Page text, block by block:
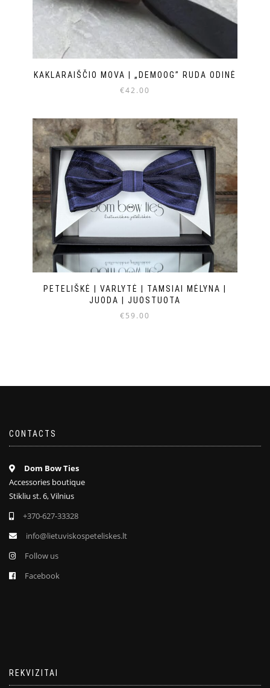
KAKLARAIŠČIO MOVA | „DEMOOG” RUDA ODINĖ
€42.00
PETELIŠKĖ | VARLYTĖ | TAMSIAI MĖLYNA |
JUODA | JUOSTUOTA
€59.00
CONTACTS
Dom Bow Ties
Accessories boutique
Stikliu st. 6, Vilnius
+370-627-33328
info@lietuviskospeteliskes.lt
Follow us
Facebook
REKVIZITAI